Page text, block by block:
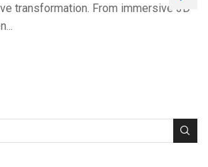
transformation. From immersive 3D